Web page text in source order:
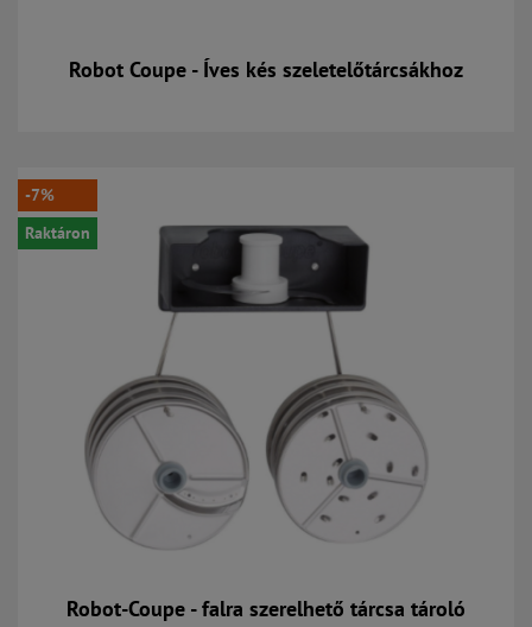
Robot Coupe - Íves kés szeletelőtárcsákhoz
-7%
Raktáron
Robot-Coupe - falra szerelhető tárcsa tároló